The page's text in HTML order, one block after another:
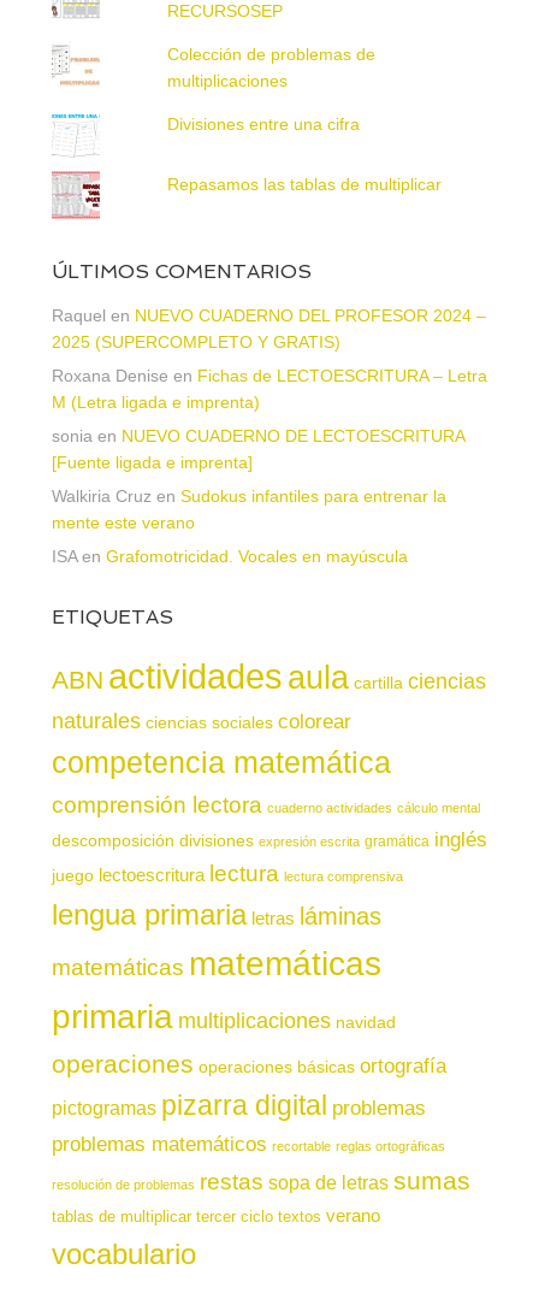
RECURSOSEP
Colección de problemas de
multiplicaciones
Divisiones entre una cifra
Repasamos las tablas de multiplicar
ÚLTIMOS COMENTARIOS
Raquel en NUEVO CUADERNO DEL PROFESOR 2024 –
2025 (SUPERCOMPLETO Y GRATIS)
Roxana Denise en Fichas de LECTOESCRITURA – Letra
M (Letra ligada e imprenta)
soniaen NUEVO CUADERNO DE LECTOESCRITURA
[Fuente ligada e imprenta]
Walkiria Cruzen Sudokus infantiles para entrenar la
mente este verano
ISAen Grafomotricidad. Vocales en mayúscula
ETIQUETAS
ABN actividadesaula cartilla ciencias
naturales ciencias sociales colorear
competencia matemática
comprensión lectora cuaderno actividades cálculo mental
descomposición divisiones expresión escrita gramática inglés
juego lectoescritura lectura lectura comprensiva
lengua primaria letras láminas
matemáticas matemáticas
primaria multiplicaciones navidad
operaciones operaciones básicas ortografía
pictogramas pizarra digital problemas
problemas matemáticos recortable reglas ortográficas
resolución de problemas restas sopa de letras sumas
tablas de multiplicar tercer ciclo textos verano
vocabulario